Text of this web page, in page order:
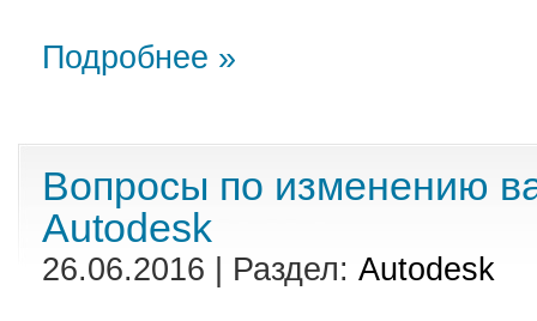
Подробнее »
Вопросы по изменению
Autodesk
26.06.2016 | Раздел: Autodesk